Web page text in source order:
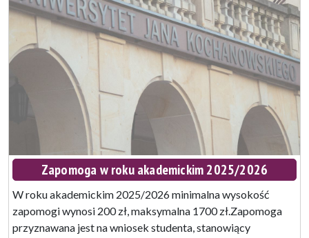
Zapomoga w roku akademickim 2025/2026
W roku akademickim 2025/2026 minimalna wysokość
zapomogi wynosi 200 zł, maksymalna 1700 zł.Zapomoga
przyznawana jest na wniosek studenta, stanowiący